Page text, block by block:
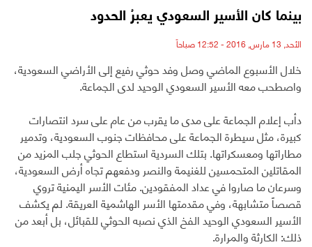
بينما كان الأسير السعودي يعبرُ الحدود
الأحد, 13 مارس, 2016 - 12:52 صباحاً
خلال الأسبوع الماضي وصل وفد حوثي رفيع إلى الأراضي السعودية،
واصطحب معه الأسير السعودي الوحيد لدى الجماعة.
دأب إعلام الجماعة على مدى ما يقرب من عام على سرد انتصارات
كبيرة، مثل سيطرة الجماعة على محافظات جنوب السعودية، وتدمير
مطاراتها ومعسكراتها. بتلك السردية استطاع الحوثي جلب المزيد من
المقاتلين المتحمسين للغنيمة والنصر ودفعهم تجاه أرض السعودية،
وسرعان ما صاروا في عداد المفقودين. مئات الأسر اليمنية تروي
قصصاً متشابهة، وفي مقدمتها الأسر الهاشمية العريقة. لم يكشف
الأسير السعودي الوحيد الفخ الذي نصبه الحوثي للقبائل، بل أبعد من
ذلك: الكارثة والمرارة.